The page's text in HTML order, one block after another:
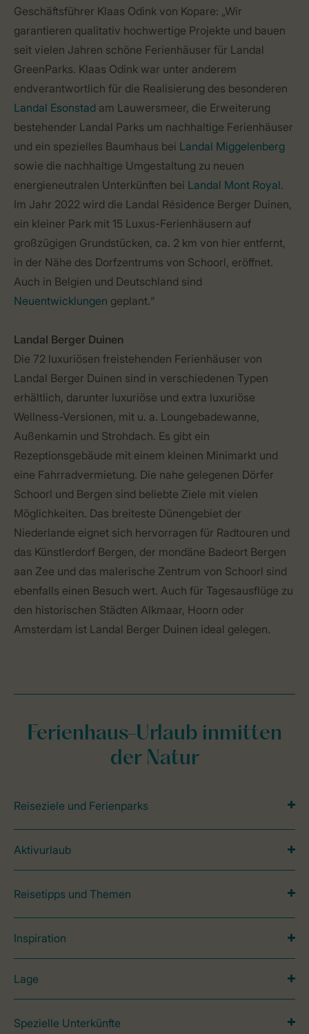
Geschäftsführer Klaas Odink von Kopare: „Wir
garantieren qualitativ hochwertige Projekte und bauen
seit vielen Jahren schöne Ferienhäuser für Landal
GreenParks. Klaas Odink war unter anderem
endverantwortlich für die Realisierung des besonderen
Landal Esonstad am Lauwersmeer, die Erweiterung
bestehender Landal Parks um nachhaltige Ferienhäuser
und ein spezielles Baumhaus bei Landal Miggelenberg
sowie die nachhaltige Umgestaltung zu neuen
energieneutralen Unterkünften bei Landal Mont Royal.
Im Jahr 2022 wird die Landal Résidence Berger Duinen,
ein kleiner Park mit 15 Luxus-Ferienhäusern auf
großzügigen Grundstücken, ca. 2 km von hier entfernt,
in der Nähe des Dorfzentrums von Schoorl, eröffnet.
Auch in Belgien und Deutschland sind
Neuentwicklungen geplant.“
Landal Berger Duinen
Die 72 luxuriösen freistehenden Ferienhäuser von
Landal Berger Duinen sind in verschiedenen Typen
erhältlich, darunter luxuriöse und extra luxuriöse
Wellness-Versionen, mit u. a. Loungebadewanne,
Außenkamin und Strohdach. Es gibt ein
Rezeptionsgebäude mit einem kleinen Minimarkt und
eine Fahrradvermietung. Die nahe gelegenen Dörfer
Schoorl und Bergen sind beliebte Ziele mit vielen
Möglichkeiten. Das breiteste Dünengebiet der
Niederlande eignet sich hervorragen für Radtouren und
das Künstlerdorf Bergen, der mondäne Badeort Bergen
aan Zee und das malerische Zentrum von Schoorl sind
ebenfalls einen Besuch wert. Auch für Tagesausflüge zu
den historischen Städten Alkmaar, Hoorn oder
Amsterdam ist Landal Berger Duinen ideal gelegen.
Ferienhaus-Urlaub inmitten
der Natur
Reiseziele und Ferienparks
Aktivurlaub
Reisetipps und Themen
Inspiration
Lage
Spezielle Unterkünfte